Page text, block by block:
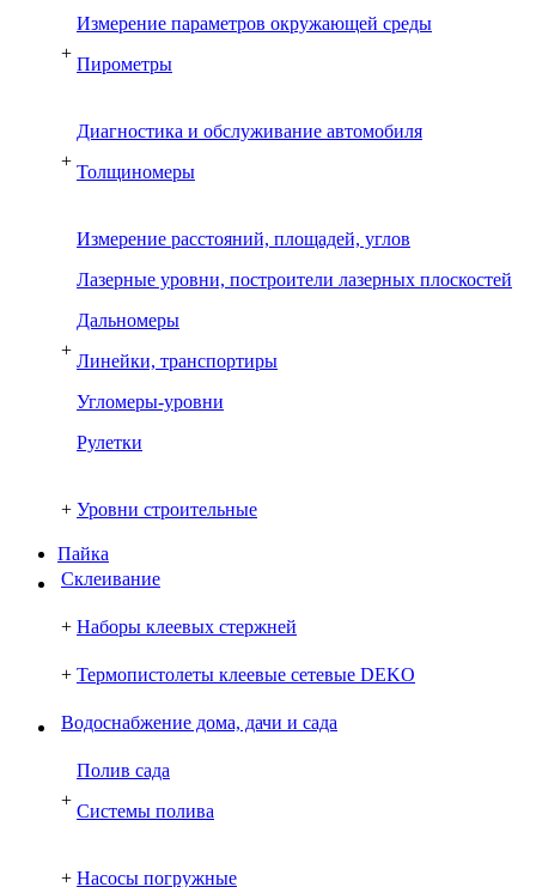
+
Измерение параметров окружающей среды
Пирометры
+
Диагностика и обслуживание автомобиля
Толщиномеры
+
Измерение расстояний, площадей, углов
Лазерные уровни, построители лазерных плоскостей
Дальномеры
Линейки, транспортиры
Угломеры-уровни
Рулетки
+ Уровни строительные
Пайка
Склеивание
+ Наборы клеевых стержней
+ Термопистолеты клеевые сетевые DEKO
Водоснабжение дома, дачи и сада
+
Полив сада
Системы полива
+ Насосы погружные